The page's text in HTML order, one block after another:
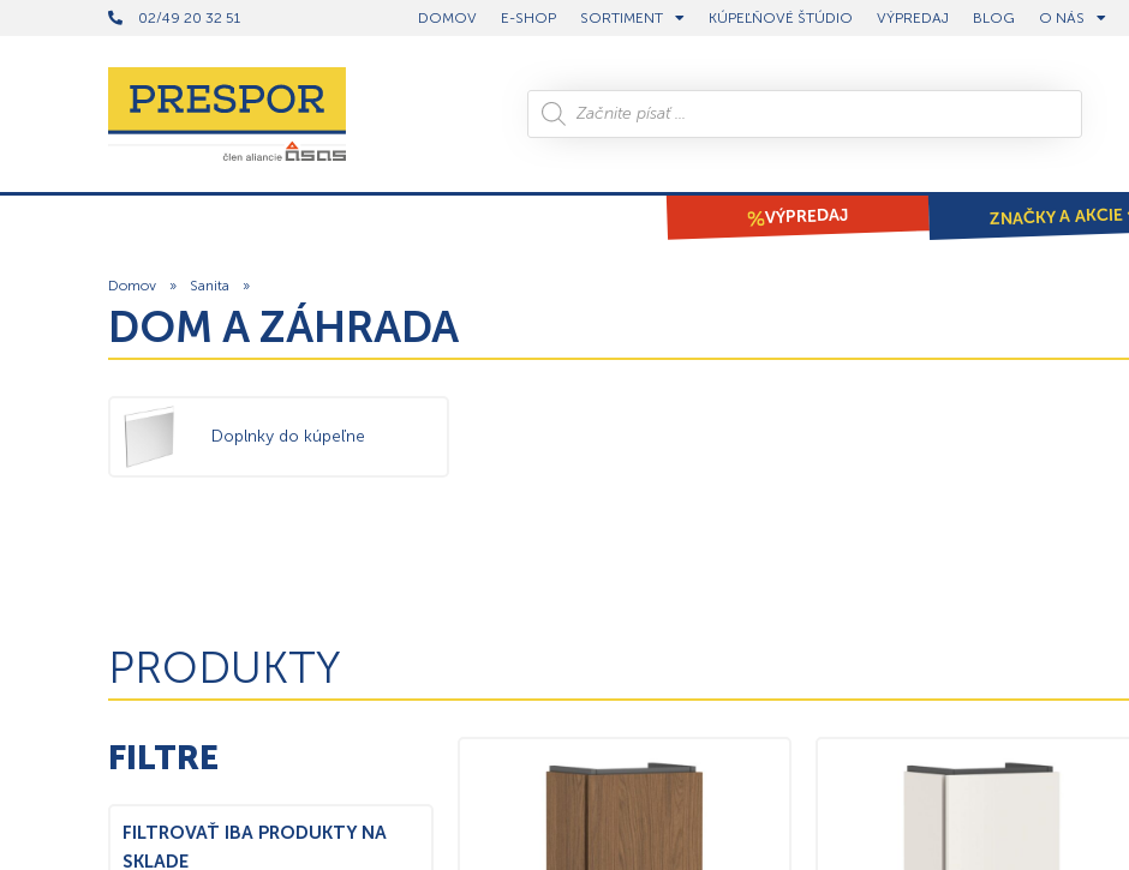
02/49 20 32 51 DOMOV E-SHOP SORTIMENT KÚPEĽŇOVÉ ŠTÚDIO VÝPREDAJ BLOG O NÁS
VÝPREDAJ ZNAČKY A AKCIE
Domov » Sanita »
DOM A ZÁHRADA
Doplnky do kúpeľne
PRODUKTY
FILTRE
FILTROVAŤ IBA PRODUKTY NA
SKLADE